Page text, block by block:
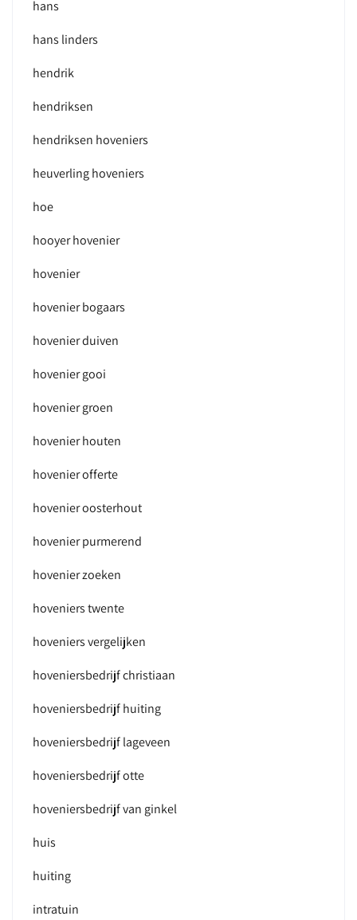
hans
hans linders
hendrik
hendriksen
hendriksen hoveniers
heuverling hoveniers
hoe
hooyer hovenier
hovenier
hovenier bogaars
hovenier duiven
hovenier gooi
hovenier groen
hovenier houten
hovenier offerte
hovenier oosterhout
hovenier purmerend
hovenier zoeken
hoveniers twente
hoveniers vergelijken
hoveniersbedrijf christiaan
hoveniersbedrijf huiting
hoveniersbedrijf lageveen
hoveniersbedrijf otte
hoveniersbedrijf van ginkel
huis
huiting
intratuin